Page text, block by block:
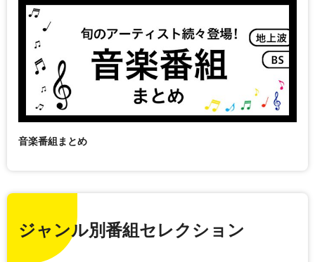
音楽番組まとめ
ジャンル別番組セレクション